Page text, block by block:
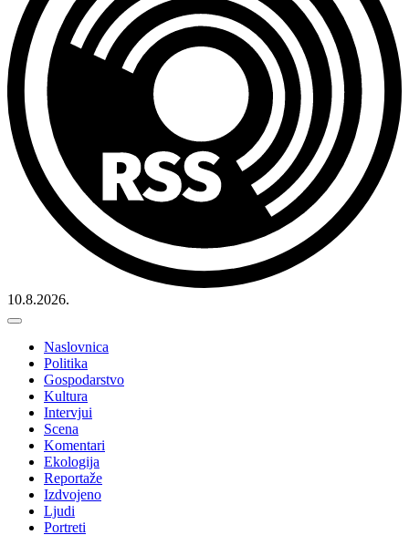
10.8.2026.
Naslovnica
Politika
Gospodarstvo
Kultura
Intervjui
Scena
Komentari
Ekologija
Reportaže
Izdvojeno
Ljudi
Portreti